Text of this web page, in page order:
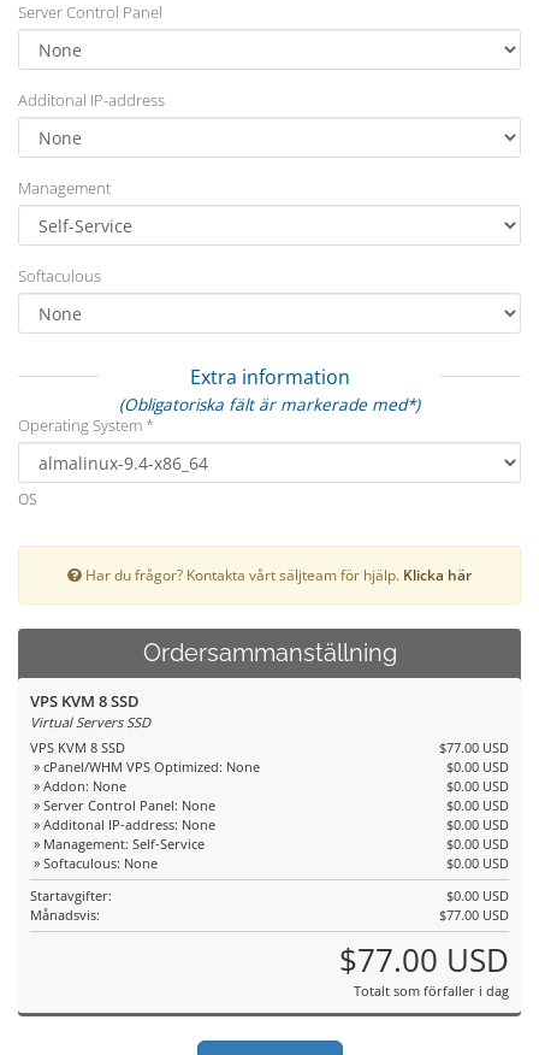
Server Control Panel
Additonal IP-address
Management
Softaculous
Extra information
(Obligatoriska fält är markerade med*)
Operating System *
OS
Har du frågor? Kontakta vårt säljteam för hjälp. Klicka här
Ordersammanställning
VPS KVM 8 SSD
Virtual Servers SSD
VPS KVM 8 SSD
$77.00 USD
» cPanel/WHM VPS Optimized: None
$0.00 USD
» Addon: None
$0.00 USD
» Server Control Panel: None
$0.00 USD
» Additonal IP-address: None
$0.00 USD
» Management: Self-Service
$0.00 USD
» Softaculous: None
$0.00 USD
Startavgifter:
$0.00 USD
Månadsvis:
$77.00 USD
$77.00 USD
Totalt som förfaller i dag